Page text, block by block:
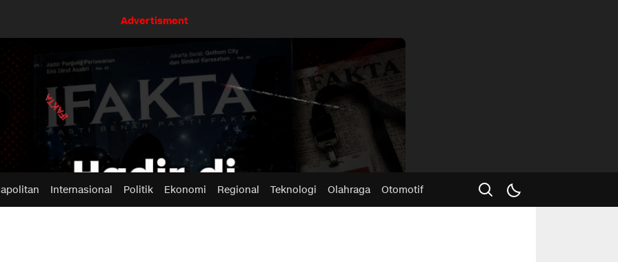
Advertisment
Internasional Politik Ekonomi Regional Teknologi Olahraga Otomotif